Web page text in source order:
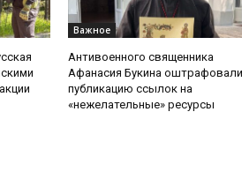
Важное
Антивоенного священника
Афанасия Букина
публикацию ссылок на
«нежелательные» ресурсы